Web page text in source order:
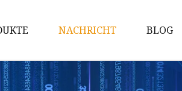
Röhre
NACHRICHT BLOG